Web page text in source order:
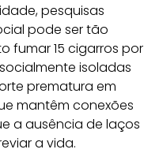
pesquisas
pode ser tão
fumar 15 cigarros por
isoladas
prematura em
mantêm conexões
a ausência de laços
a vida.